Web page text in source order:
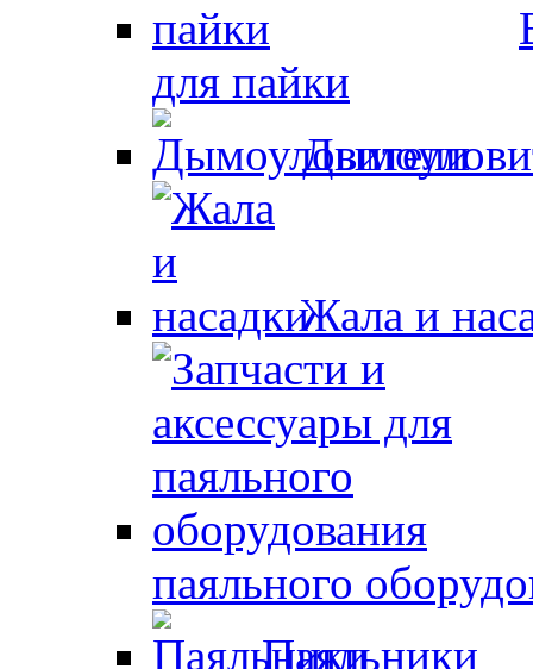
для пайки
Жала и
паяльного
Паяльники